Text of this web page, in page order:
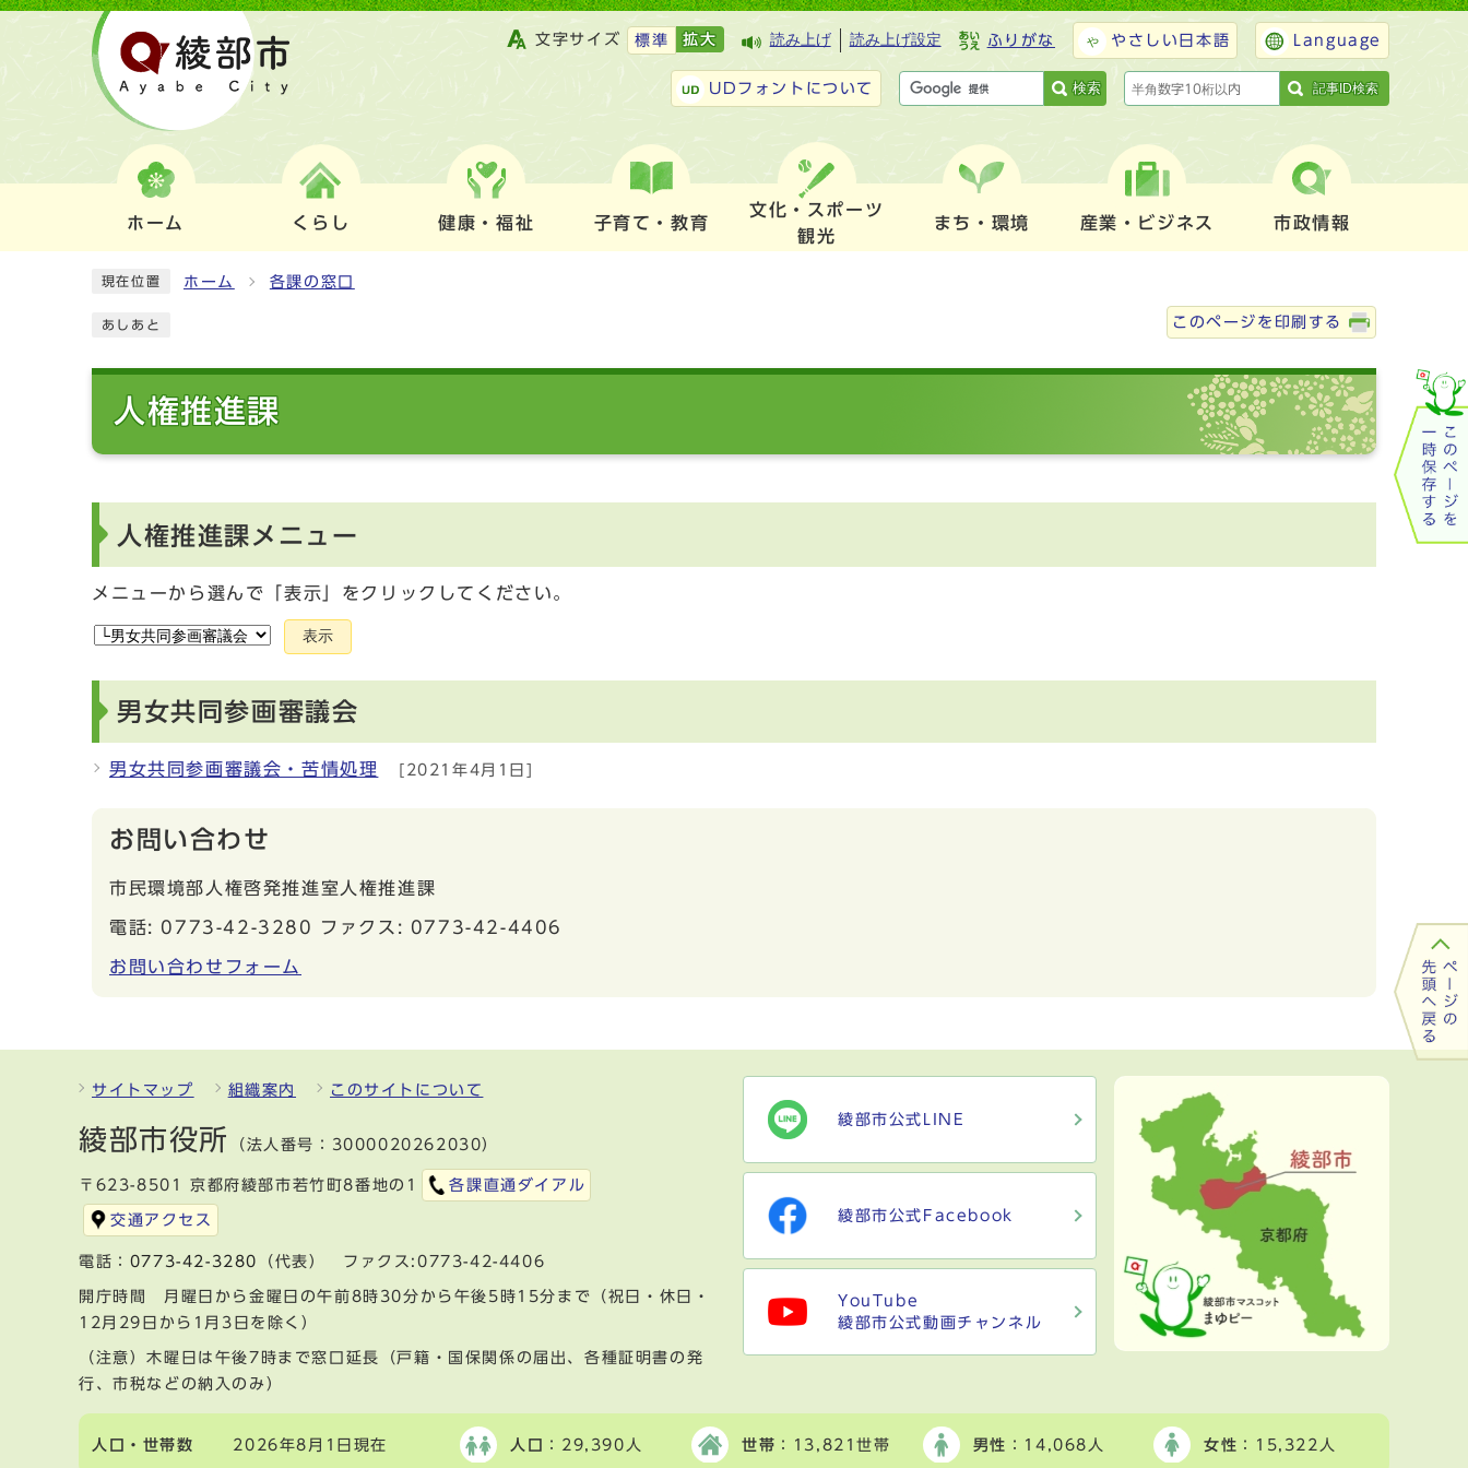
文字サイズ 標準 拡大 読み上げ 読み上げ設定 ふりがな やさしい日本語 Language
UDフォントについて 検索 記事ID検索
ホーム くらし 健康・福祉 子育て・教育
文化・スポーツ
観光
まち・環境 産業・ビジネス 市政情報
現在位置 ホーム 各課の窓口
あしあと このページを印刷する
人権推進課
人権推進課メニュー
メニューから選んで「表示」をクリックしてください。
表示
男女共同参画審議会
男女共同参画審議会・苦情処理 [2021年4月1日]
お問い合わせ
市民環境部人権啓発推進室人権推進課
電話: 0773-42-3280 ファクス: 0773-42-4406
お問い合わせフォーム
サイトマップ 組織案内 このサイトについて
綾部市役所 （法人番号：3000020262030）
〒623-8501 京都府綾部市若竹町8番地の1 各課直通ダイアル
交通アクセス
電話： 0773-42-3280 （代表） ファクス:0773-42-4406
開庁時間 月曜日から金曜日の午前8時30分から午後5時15分まで（祝日・休日・
12月29日から1月3日を除く）
（注意）木曜日は午後7時まで窓口延長（戸籍・国保関係の届出、各種証明書の発
行、市税などの納入のみ）
綾部市公式LINE
綾部市公式Facebook
YouTube
綾部市公式動画チャンネル
人口・世帯数 2026年8月1日現在 人口 ：29,390人 世帯 ：13,821世帯 男性 ：14,068人 女性 ：15,322人